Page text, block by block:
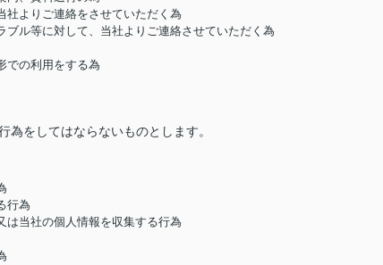
よりご連絡をさせていただく為
ル等に対して、当社よりご連絡させていただく為
での利用をする為
をしてはならないものとします。
行為
当社の個人情報を収集する行為